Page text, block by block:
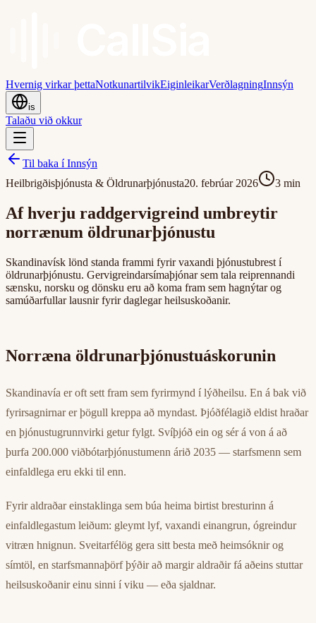
Hvernig virkar þettaNotkunartilvikEiginleikarVerðlagningInnsýn
is
Talaðu við okkur
Til baka í Innsýn
Heilbrigðisþjónusta & Öldrunarþjónusta20. febrúar 2026 3 min
Af hverju raddgervigreind umbreytir
norrænum öldrunarþjónustu
Skandinavísk lönd standa frammi fyrir vaxandi þjónustubrest í
öldrunarþjónustu. Gervigreindarsímaþjónar sem tala reiprennandi
sænsku, norsku og dönsku eru að koma fram sem hagnýtar og
samúðarfullar lausnir fyrir daglegar heilsuskoðanir.
Norræna öldrunarþjónustuáskorunin
Skandinavía er oft sett fram sem fyrirmynd í lýðheilsu. En á bak við
fyrirsagnirnar er þögull kreppa að myndast. Þjóðfélagið eldist hraðar
en þjónustugrunnvirki getur fylgt. Svíþjóð ein og sér á von á að
þurfa 200.000 viðbótarþjónustumenn árið 2035 — starfsmenn sem
einfaldlega eru ekki til enn.
Fyrir aldraðar einstaklinga sem búa heima birtist bresturinn á
einfaldlegastum leiðum: gleymt lyf, vaxandi einangrun, ógreindur
vitræn hnignun. Sveitarfélög gera sitt besta með heimsóknir og
símtöl, en starfsmannaþörf þýðir að margir aldraðir fá aðeins stuttar
heilsuskoðanir einu sinni í viku — eða sjaldnar.